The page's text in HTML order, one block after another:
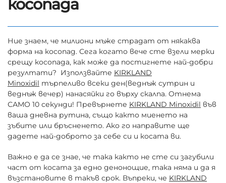
косопада
Ние знаем, че милиони мъже страдат от някаква
форма на косопад. Сега когато вече сте взели мерки
срещу косопада, как може да постигнете най-добри
резултати? Използвайте KIRKLAND
Minoxidil търпеливо всеки ден(веднъж сутрин и
веднъж вечер) нанасяйки го върху скалпа. Отнема
САМО 10 секунди! Превърнете KIRKLAND Minoxidil във
ваша дневна рутина, също както миенето на
зъбите или бръсненето. Ако го направите ще
дадете най-доброто за себе си и косата ви.
Важно е да се знае, че така както не сте си загубили
част от косата за едно денонощие, така няма и да я
възстановите в такъв срок. Въпреки, че KIRKLAND